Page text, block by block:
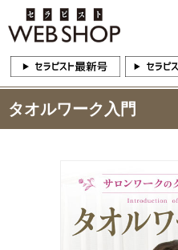
タオルワーク入門